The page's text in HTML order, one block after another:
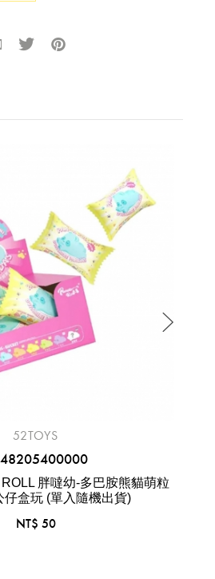
52TOYS
胖噠幼-多巴胺熊貓萌粒
仔盒玩 (單入隨機出貨)
NT$ 50